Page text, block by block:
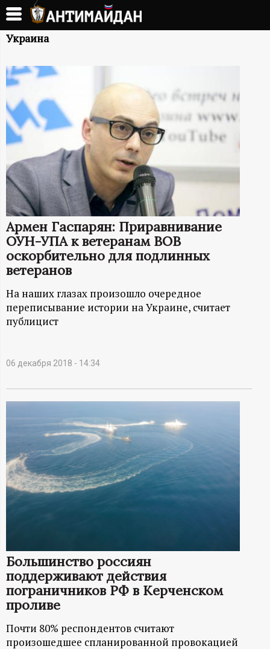
Перейти
основному
А
Н
Т
И
М
А
Й
Д
А
Н
-
и
н
о
р
м
ц
и
о
Украина
Армен Гаспарян: Приравнивание
ОУН-УПА к ветеранам ВОВ
оскорбительно для подлинных
ветеранов
На наших глазах произошло очередное
переписывание истории на Украине, считает
публицист
06 декабря 2018 - 14:34
Большинство россиян
поддерживают действия
пограничников РФ в Керченском
проливе
Почти 80% респондентов считают
произошедшее спланированной провокацией